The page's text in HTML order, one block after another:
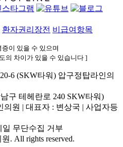
환자권리장전 비급여항목
이 있을 수 있으며
의 차이가 있을 수 있습니다 ]
6 (SKW타워) 압구정탑라인의
구 테헤란로 240 SKW타워)
원 | 대표자 : 변상국 | 사업자등
일 무단수집 거부
. All rights reserved.